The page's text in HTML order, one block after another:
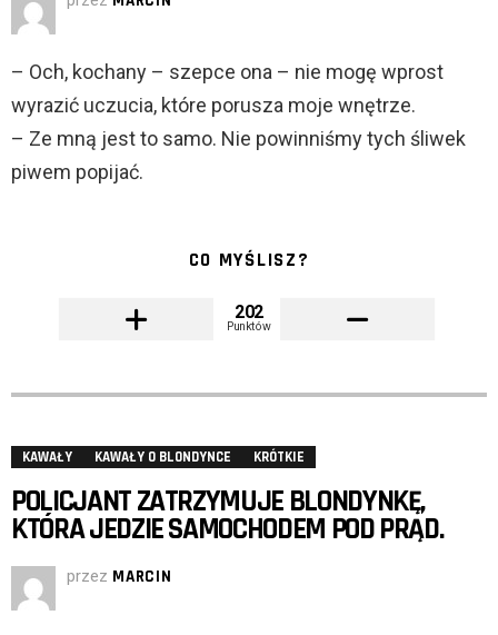
– Och, kochany – szepce ona – nie mogę wprost
wyrazić uczucia, które porusza moje wnętrze.
– Ze mną jest to samo. Nie powinniśmy tych śliwek
piwem popijać.
CO MYŚLISZ?
202
Punktów
KAWAŁY KAWAŁY O BLONDYNCE KRÓTKIE
POLICJANT ZATRZYMUJE BLONDYNKĘ,
KTÓRA JEDZIE SAMOCHODEM POD PRĄD.
przez MARCIN